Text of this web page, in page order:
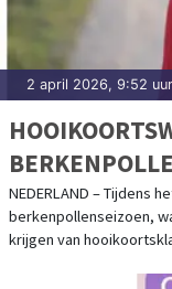
2 april 2026, 9:52 uur
NEDERLAND – Tijdens
berkenpollenseizoen,
krijgen van